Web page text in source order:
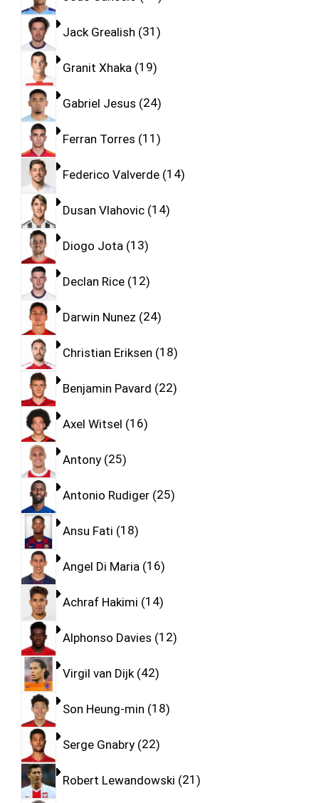
Jack Grealish 31
Granit Xhaka 19
Gabriel Jesus 24
Ferran Torres 11
Federico Valverde 14
Dusan Vlahovic 14
Diogo Jota 13
Declan Rice 12
Darwin Nunez 24
Christian Eriksen 18
Benjamin Pavard 22
Axel Witsel 16
Antony 25
Antonio Rudiger 25
Ansu Fati 18
Angel Di Maria 16
Achraf Hakimi 14
Alphonso Davies 12
Virgil van Dijk 42
Son Heung-min 18
Serge Gnabry 22
Robert Lewandowski 21